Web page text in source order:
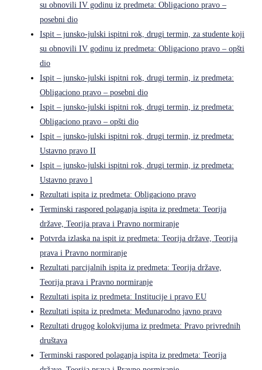
su obnovili IV godinu iz predmeta: Obligaciono pravo –
posebni dio
Ispit – junsko-julski ispitni rok, drugi termin, za studente koji
su obnovili IV godinu iz predmeta: Obligaciono pravo – opšti
dio
Ispit – junsko-julski ispitni rok, drugi termin, iz predmeta:
Obligaciono pravo – posebni dio
Ispit – junsko-julski ispitni rok, drugi termin, iz predmeta:
Obligaciono pravo – opšti dio
Ispit – junsko-julski ispitni rok, drugi termin, iz predmeta:
Ustavno pravo II
Ispit – junsko-julski ispitni rok, drugi termin, iz predmeta:
Ustavno pravo l
Rezultati ispita iz predmeta: Obligaciono pravo
Terminski raspored polaganja ispita iz predmeta: Teorija
države, Teorija prava i Pravno normiranje
Potvrda izlaska na ispit iz predmeta: Teorija države, Teorija
prava i Pravno normiranje
Rezultati parcijalnih ispita iz predmeta: Teorija države,
Teorija prava i Pravno normiranje
Rezultati ispita iz predmeta: Institucije i pravo EU
Rezultati ispita iz predmeta: Međunarodno javno pravo
Rezultati drugog kolokvijuma iz predmeta: Pravo privrednih
društava
Terminski raspored polaganja ispita iz predmeta: Teorija